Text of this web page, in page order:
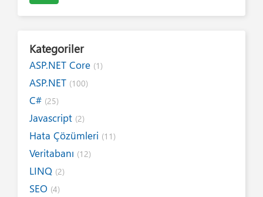
Kategoriler
ASP.NET Core (1)
ASP.NET (100)
C# (25)
Javascript (2)
Hata Çözümleri (11)
Veritabanı (12)
LINQ (2)
SEO (4)